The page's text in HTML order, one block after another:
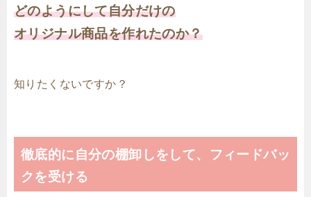
どのようにして自分だけの
オリジナル商品を作れたのか？
知りたくないですか？
徹底的に自分の棚卸しをして、フィードバッ
クを受ける